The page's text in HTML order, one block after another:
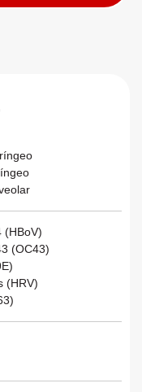
/ Laboratorio
electrónico
(HBoV)
(OC43)
(HRV)